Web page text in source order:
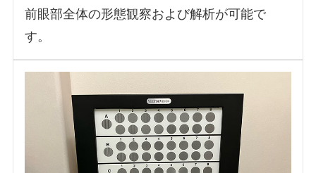
前眼部全体の形態観察および解析が可能で
す。